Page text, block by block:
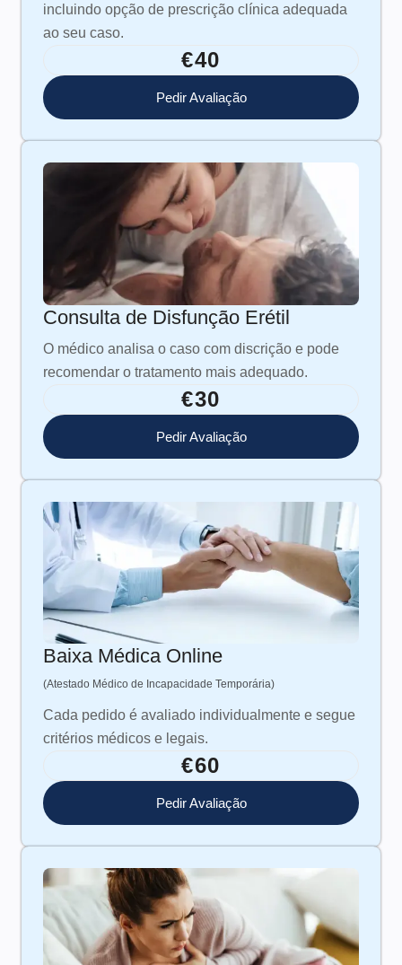
incluindo opção de prescrição clínica adequada
ao seu caso.
€40
Pedir Avaliação
Consulta de Disfunção Erétil
O médico analisa o caso com discrição e pode
recomendar o tratamento mais adequado.
€30
Pedir Avaliação
Baixa Médica Online
(Atestado Médico de Incapacidade Temporária)
Cada pedido é avaliado individualmente e segue
critérios médicos e legais.
€60
Pedir Avaliação